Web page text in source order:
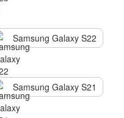
Samsung Galaxy S22
Samsung Galaxy S21